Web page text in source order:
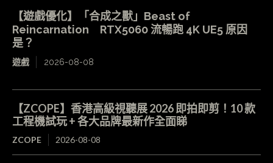
【遊戲優化】「合成之獸」Beast of
Reincarnation RTX5060 流暢跑 4K UE5 原因
是？
遊戲 2026-08-08
【ZCOPE】香港高級視聽展 2026 即拍即剪！10 款
工程機試玩 + 各大品牌最新作全面睇
ZCOPE 2026-08-08